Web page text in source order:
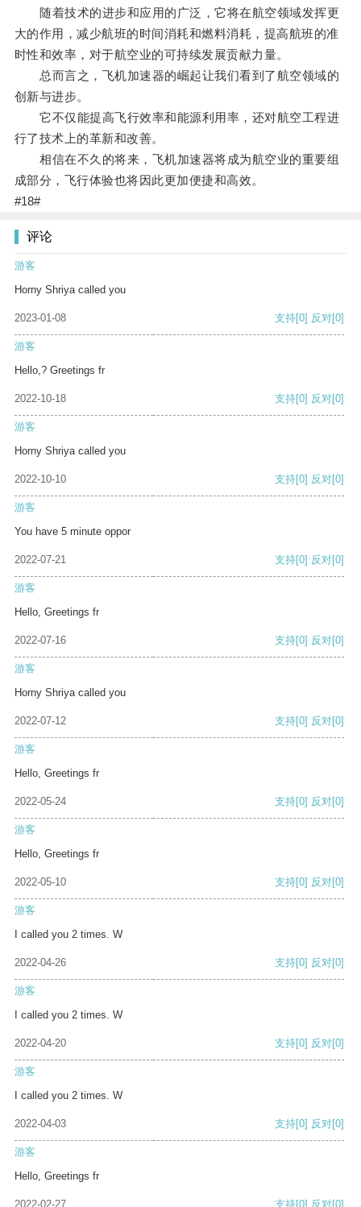
随着技术的进步和应用的广泛，它将在航空领域发挥更
大的作用，减少航班的时间消耗和燃料消耗，提高航班的准
时性和效率，对于航空业的可持续发展贡献力量。
总而言之，飞机加速器的崛起让我们看到了航空领域的
创新与进步。
它不仅能提高飞行效率和能源利用率，还对航空工程进
行了技术上的革新和改善。
相信在不久的将来，飞机加速器将成为航空业的重要组
成部分，飞行体验也将因此更加便捷和高效。
#18#
评论
游客
Horny Shriya called you
2023-01-08 支持[0] 反对[0]
游客
Hello,? Greetings fr
2022-10-18 支持[0] 反对[0]
游客
Horny Shriya called you
2022-10-10 支持[0] 反对[0]
游客
You have 5 minute oppor
2022-07-21 支持[0] 反对[0]
游客
Hello, Greetings fr
2022-07-16 支持[0] 反对[0]
游客
Horny Shriya called you
2022-07-12 支持[0] 反对[0]
游客
Hello, Greetings fr
2022-05-24 支持[0] 反对[0]
游客
Hello, Greetings fr
2022-05-10 支持[0] 反对[0]
游客
I called you 2 times. W
2022-04-26 支持[0] 反对[0]
游客
I called you 2 times. W
2022-04-20 支持[0] 反对[0]
游客
I called you 2 times. W
2022-04-03 支持[0] 反对[0]
游客
Hello, Greetings fr
2022-02-27 支持[0] 反对[0]